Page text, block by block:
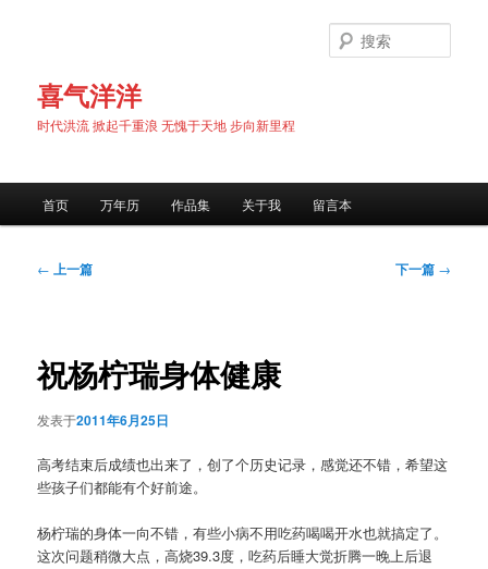
喜气洋洋
时代洪流 掀起千重浪 无愧于天地 步向新里程
索
首页 万年历 作品集 关于我 留言本
文
← 上一篇 下一篇 →
祝杨柠瑞身体健康
发表于2011年6月25日
高考结束后成绩也出来了，创了个历史记录，感觉还不错，希望这
些孩子们都能有个好前途。
杨柠瑞的身体一向不错，有些小病不用吃药喝喝开水也就搞定了。
这次问题稍微大点，高烧39.3度，吃药后睡大觉折腾一晚上后退